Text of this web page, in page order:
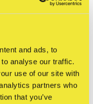
and ads, to
analyse our traffic.
use of our site with
partners who
that you’ve